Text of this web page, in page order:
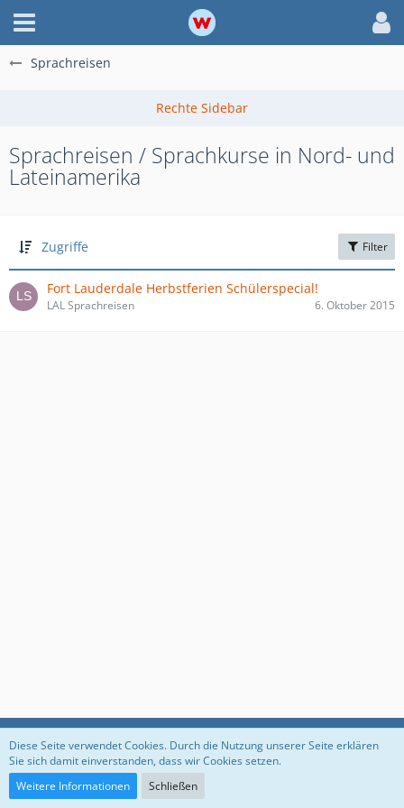
Sprachreisen
Sprachreisen / Sprachkurse in Nord- und
Lateinamerika
Zugriffe Filter
Fort Lauderdale Herbstferien Schülerspecial!
LAL Sprachreisen 6. Oktober 2015
Datenschutzerklärung Impressum
Diese Seite verwendet Cookies. Durch die Nutzung unserer Seite erklären
Sie sich damit einverstanden, dass wir Cookies setzen.
Weitere Informationen
Schließen